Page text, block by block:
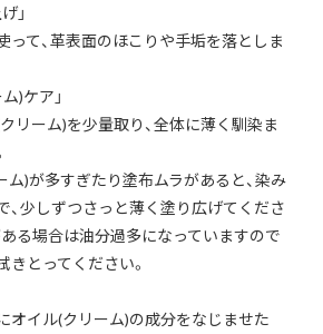
」
って、革表面のほこりや手垢を落としま
)ケア」
リーム)を少量取り、全体に薄く馴染ま
ム)が多すぎたり塗布ムラがあると、染み
、少しずつさっと薄く塗り広げてくださ
ある場合は油分過多になっていますので
とってください。
オイル(クリーム)の成分をなじませた